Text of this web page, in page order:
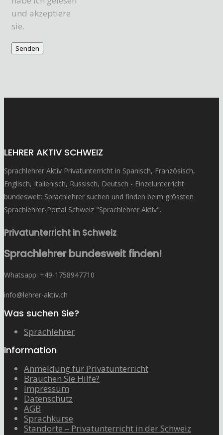
und akzeptiere
sie.
LEHRER AKTIV SCHWEIZ
Sprachlehrer Aktiv Privatunterricht in Spanisch, Französisch,
Englisch, Italienisch, Russisch, Deutsch - Einzelunterricht
bundesweit: Sprachlehrer suchen und finden beim grössten
Sprachlehrer-Portal Schweiz "Sprachlehrer Aktiv".
Privatunterricht in Schweiz
Sprachlehrer bundesweit finden!
Whatsapp: ‭+49-1758947710
info@lehrer-aktiv.ch
Was suchen Sie?
Sprachlehrer
Information
Anmeldung für Privatunterricht
Brauchen Sie Hilfe?
Impressum
Datenschutz
AGB
Sprachkurse
Standorte – Privatunterricht in der Schweiz